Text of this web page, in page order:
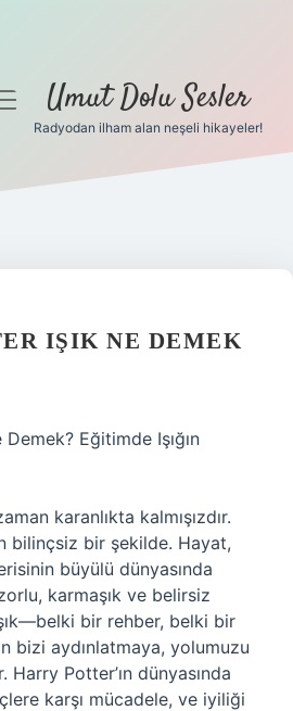
Umut Dolu Sesler
Radyodan ilham alan neşeli hikayeler!
IŞIK NE DEMEK
Eğitimde Işığın
karanlıkta kalmışızdır.
bilinçsiz bir şekilde. Hayat,
büyülü dünyasında
karmaşık ve belirsiz
bir rehber, belki bir
bizi aydınlatmaya, yolumuzu
Harry Potter’ın dünyasında
karşı mücadele, ve iyiliği